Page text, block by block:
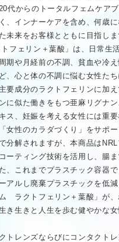
代からのトータルフェムケア
、インナーケアを含め、何歳
未来をお客様とともに目指しま
トフェリン＋葉酸」は、日常生
期や月経前の不調、貧血や冷
、心と体の不調に悩む女性た
要成分のラクトフェリンに加
に似た働きをもつ亜麻リグナ
ス、妊娠を考える女性には重
女性のカラダづくり」をサポ
分解されますが、本商品は
ーティング技術を活用し、腸ま
、これまでプラスチック容器
アルし廃棄プラスチックを低減
ラクトフェリン＋葉酸」が、
き生きと人生を歩む健やかな
トレンズならびにコンタクト